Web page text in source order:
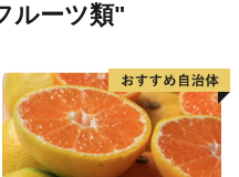
り、10月下旬から11月
や地域の特産品の販売な
とつ、奥津温泉も近く、
ンガラスを展示している
す。
ルーツ類"